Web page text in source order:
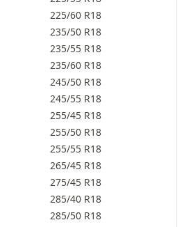
225/60 R18
235/50 R18
235/55 R18
235/60 R18
245/50 R18
245/55 R18
255/45 R18
255/50 R18
255/55 R18
265/45 R18
275/45 R18
285/40 R18
285/50 R18